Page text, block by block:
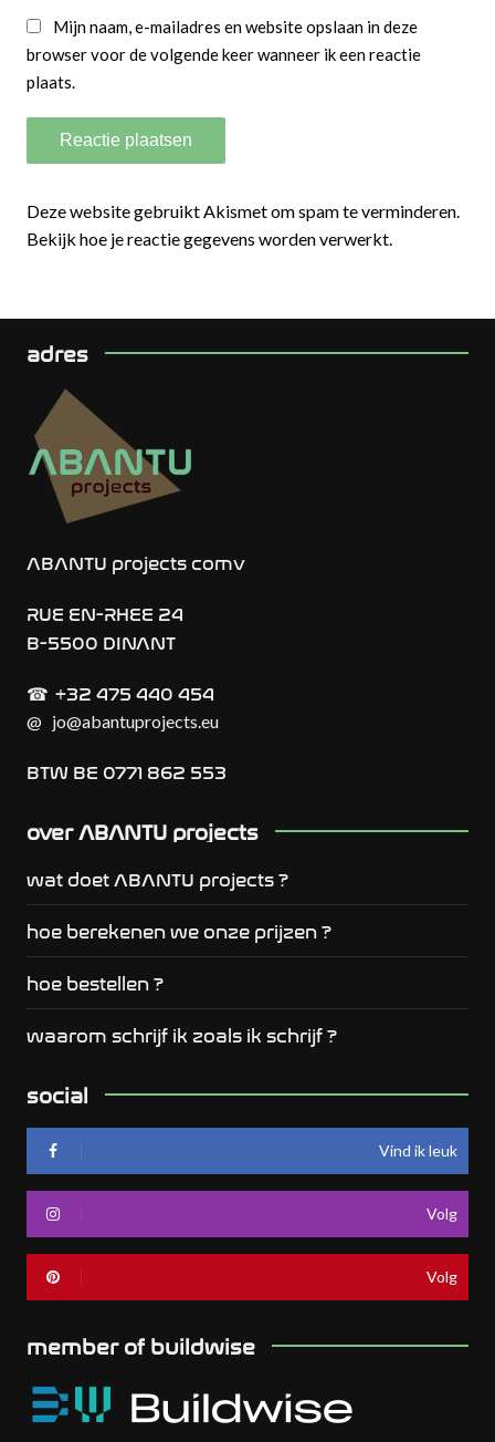
Mijn naam, e-mailadres en website opslaan in deze
browser voor de volgende keer wanneer ik een reactie
plaats.
Deze website gebruikt Akismet om spam te verminderen.
Bekijk hoe je reactie gegevens worden verwerkt.
adres
ABANTU projects comv
RUE EN-RHEE 24
B-5500 DINANT
☎︎ +32 475 440 454
@ jo@abantuprojects.eu
BTW BE 0771 862 553
over ABANTU projects
wat doet ABANTU projects ?
hoe berekenen we onze prijzen ?
hoe bestellen ?
waarom schrijf ik zoals ik schrijf ?
social
Vind ik leuk
Volg
Volg
member of buildwise